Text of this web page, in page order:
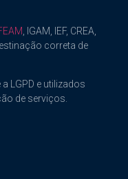
, IGAM, IEF, CREA,
correta de
LGPD e utilizados
de serviços.